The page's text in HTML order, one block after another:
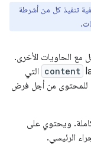
تنفيذ كل من أشرطة
مع الحاويات الأخرى.
content التي
للمحتوى من أجل فرض
ويحتوي على
الرئيسي.